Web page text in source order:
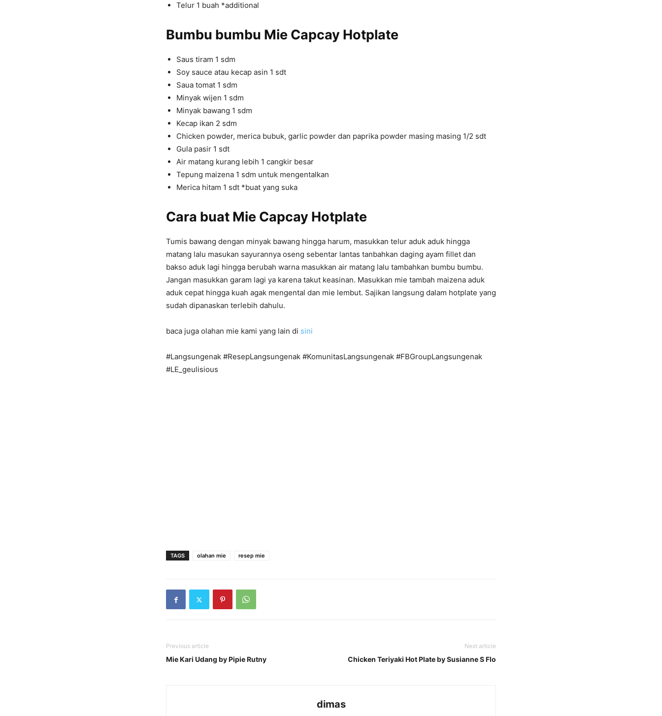
Telur 1 buah *additional
Bumbu bumbu Mie Capcay Hotplate
Saus tiram 1 sdm
Soy sauce atau kecap asin 1 sdt
Saua tomat 1 sdm
Minyak wijen 1 sdm
Minyak bawang 1 sdm
Kecap ikan 2 sdm
Chicken powder, merica bubuk, garlic powder dan paprika powder masing masing 1/2 sdt
Gula pasir 1 sdt
Air matang kurang lebih 1 cangkir besar
Tepung maizena 1 sdm untuk mengentalkan
Merica hitam 1 sdt *buat yang suka
Cara buat Mie Capcay Hotplate
Tumis bawang dengan minyak bawang hingga harum, masukkan telur aduk aduk hingga
matang lalu masukan sayurannya oseng sebentar lantas tanbahkan daging ayam fillet dan
bakso aduk lagi hingga berubah warna masukkan air matang lalu tambahkan bumbu bumbu.
Jangan masukkan garam lagi ya karena takut keasinan. Masukkan mie tambah maizena aduk
aduk cepat hingga kuah agak mengental dan mie lembut. Sajikan langsung dalam hotplate yang
sudah dipanaskan terlebih dahulu.
baca juga olahan mie kami yang lain di sini
#Langsungenak #ResepLangsungenak #KomunitasLangsungenak #FBGroupLangsungenak
#LE_geulisious
TAGS olahan mie resep mie
Previous article
Mie Kari Udang by Pipie Rutny
Next article
Chicken Teriyaki Hot Plate by Susianne S Flo
dimas